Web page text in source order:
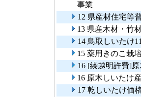
事業
12 県産材住宅等
13 県産木材・竹
14 鳥取しいたけ
15 薬用きのこ栽
16 [繰越明許費]
16 原木しいたけ
17 乾しいたけ価